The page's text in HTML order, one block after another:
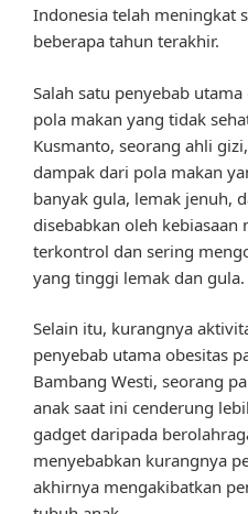
Indonesia telah meningkat
beberapa tahun terakhir.
Salah satu penyebab
pola makan yang tidak
Kusmanto, seorang ahli
dampak dari pola makan
banyak gula, lemak jenuh,
disebabkan oleh kebiasaan
terkontrol dan sering
yang tinggi lemak dan gula.
Selain itu, kurangnya
penyebab utama obesitas
Bambang Westi, seorang
anak saat ini cenderung
gadget daripada
menyebabkan kurangnya
akhirnya mengakibatkan